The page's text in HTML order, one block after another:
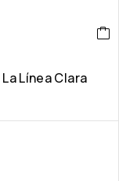
Línea Clara